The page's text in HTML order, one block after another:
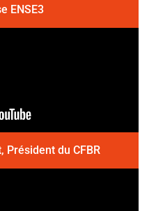
ENSE3
Président du CFBR